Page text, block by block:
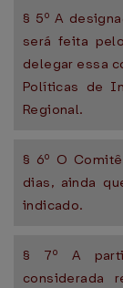
§ 5º A
será feita
delegar essa
Políticas de
Regional.
§ 6º O
dias, ainda
indicado.
§ 7º A
considerada